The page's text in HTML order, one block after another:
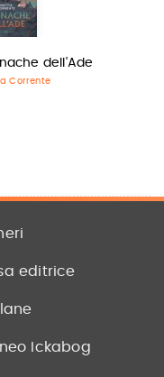
dell'Ade
Corrente
editrice
Ickabog